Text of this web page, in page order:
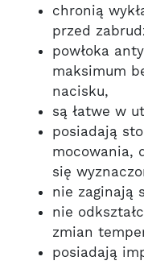
chronią
przed
powłoka
maksimum
nacisku,
są łatwe w
posiadają
mocowania,
się
nie zaginają
nie
zmian
posiadają